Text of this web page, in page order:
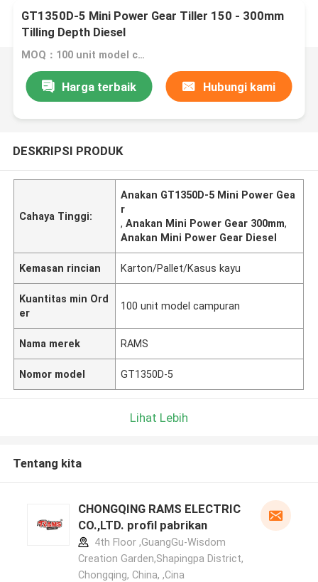
GT1350D-5 Mini Power Gear Tiller 150 - 300mm
Tilling Depth Diesel
MOQ：100 unit model campuran
Harga terbaik Hubungi kami
DESKRIPSI PRODUK
Cahaya Tinggi:
Anakan GT1350D-5 Mini Power Gea
r
,Anakan Mini Power Gear 300mm,
Anakan Mini Power Gear Diesel
Kemasan rincian Karton/Pallet/Kasus kayu
Kuantitas min Ord
er
100 unit model campuran
Nama merek RAMS
Nomor model GT1350D-5
Lihat Lebih
Tentang kita
CHONGQING RAMS ELECTRIC
CO.,LTD. profil pabrikan
4th Floor ,GuangGu-Wisdom
Creation Garden,Shapingpa District,
Chongqing, China, ,Cina